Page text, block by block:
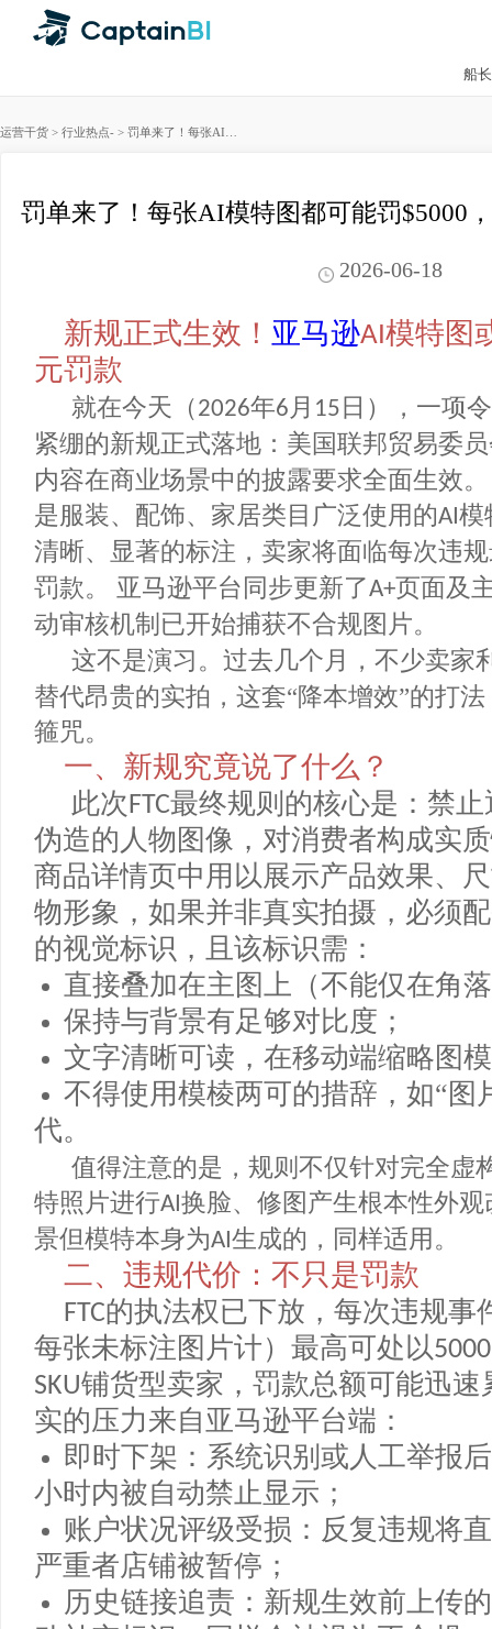
运营干货 >行业热点 ->
罚单来了！每张AI模特图都可能罚
2026-06-18
新规正式生效！亚马逊AI模特
元罚款
就在今天（2026年6月15日），一
紧绷的新规正式落地：美国联邦贸易
内容在商业场景中的披露要求全面生
是服装、配饰、家居类目广泛使用的AI
清晰、显著的标注，卖家将面临每次
罚款。 亚马逊平台同步更新了 A+
动审核机制已开始捕获不合规图片。
这不是演习。过去几个月，不少卖
替代昂贵的实拍，这套“降本增效”的
箍咒。
一、新规究竟说了什么？
此次FTC最终规则的核心是：禁
伪造的人物图像，对消费者构成
商品详情页中用以展示产品效果
物形象，如果并非真实拍摄，必
的视觉标识，且该标识需：
直接叠加在主图上（不能仅在
保持与背景有足够对比度；
文字清晰可读，在移动端缩略
不得使用模棱两可的措辞，如“
代。
值得注意的是，规则不仅针对完全
特照片进行AI换脸、修图产生根本性
景但模特本身为AI 生成的，同样适用。
二、违规代价：不只是罚款
FTC的执法权已下放，每次违规
每张未标注图片计）最高可处以
SKU铺货型卖家，罚款总额可能迅
实的压力来自亚马逊平台端：
即时下架：系统识别或人工举
小时内被自动禁止显示；
账户状况评级受损：反复违规